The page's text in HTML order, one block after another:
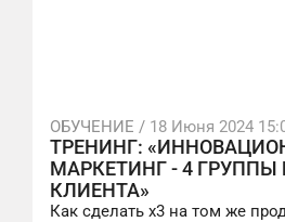
ОБУЧЕНИЕ / 18 Июня 2024
ТРЕНИНГ:
МАРКЕТИНГ - 4 ГРУППЫ
КЛИЕНТА»
Как сделать х3 на том же